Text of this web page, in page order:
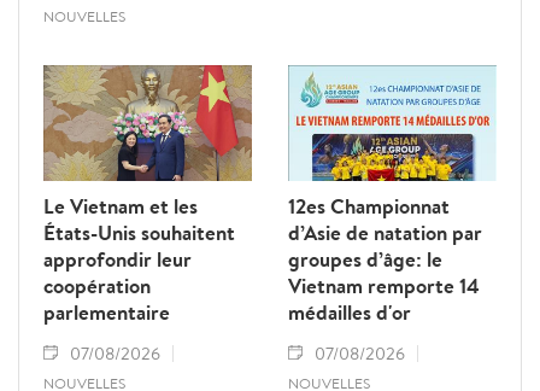
NOUVELLES
Le Vietnam et les
États-Unis souhaitent
approfondir leur
coopération
parlementaire
07/08/2026
NOUVELLES
12es Championnat
d’Asie de natation par
groupes d’âge: le
Vietnam remporte 14
médailles d'or
07/08/2026
NOUVELLES